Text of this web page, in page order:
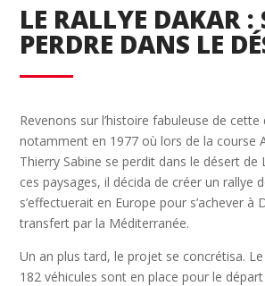
LE RALLYE DAKAR :
PERDRE DANS LE
Revenons sur l’histoire fabuleuse de
notamment en 1977 où lors de la course
Thierry Sabine se perdit dans le désert de
ces paysages, il décida de créer un rallye
s’effectuerait en Europe pour s’achever à
transfert par la Méditerranée.
Un an plus tard, le projet se concrétisa.
182 véhicules sont en place pour le